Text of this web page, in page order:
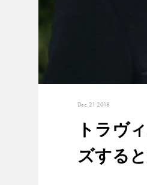
Dec. 21 2018
トラヴ
ズする